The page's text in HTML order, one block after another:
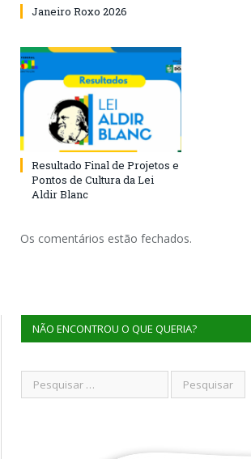
Janeiro Roxo 2026
Resultado Final de Projetos e
Pontos de Cultura da Lei
Aldir Blanc
Os comentários estão fechados.
NÃO ENCONTROU O QUE QUERIA?